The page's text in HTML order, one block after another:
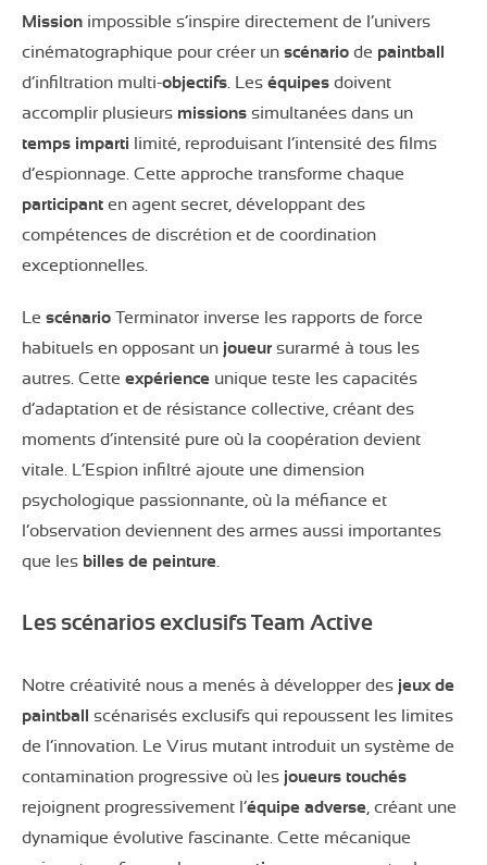
Mission impossible s’inspire directement de l’univers
cinématographique pour créer un scénario de paintball
d’infiltration multi-objectifs . Les équipes doivent
accomplir plusieurs missions simultanées dans un
temps imparti limité, reproduisant l’intensité des films
d’espionnage. Cette approche transforme chaque
participant en agent secret, développant des
compétences de discrétion et de coordination
exceptionnelles.
Le scénario Terminator inverse les rapports de force
habituels en opposant un joueursurarmé à tous les
autres. Cette expérience unique teste les capacités
d’adaptation et de résistance collective, créant des
moments d’intensité pure où la coopération devient
vitale. L’Espion infiltré ajoute une dimension
psychologique passionnante, où la méfiance et
l’observation deviennent des armes aussi importantes
que les billes de peinture
Les scénarios exclusifs Team Active
Notre créativité nous a menés à développer des jeux de
paintball scénarisés exclusifs qui repoussent les limites
de l’innovation. Le Virus mutant introduit un système de
contamination progressive où les joueurs touchés
rejoignent progressivement l’équipe adverse , créant une
dynamique évolutive fascinante. Cette mécanique